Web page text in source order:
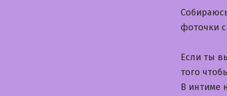
фоточки
Если ты
того
В интиме